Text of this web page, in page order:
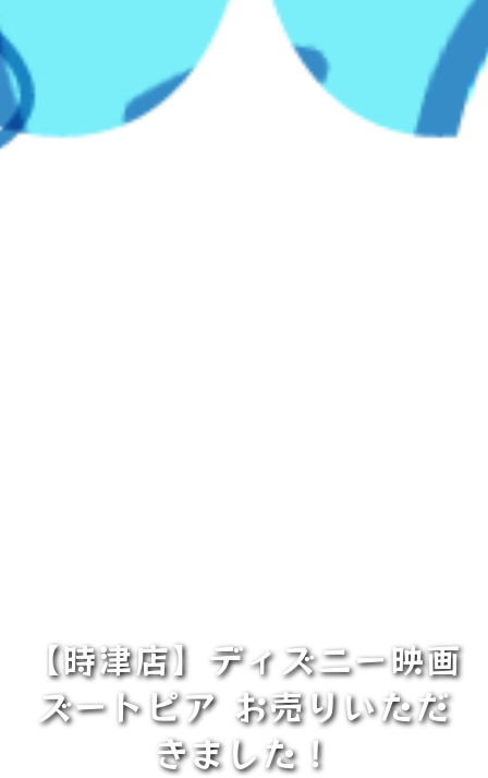
【時津店】ディズニー映画
ズートピア お売りいただ
きました！